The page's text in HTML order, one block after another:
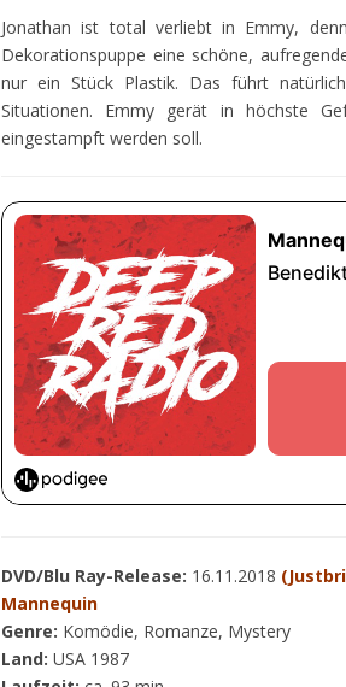
Jonathan ist total verliebt in Emmy,
Dekorationspuppe eine schöne,
nur ein Stück Plastik. Das führt
Situationen. Emmy gerät in höchste
eingestampft werden soll.
DVD/Blu Ray-Release: 16.11.2018
Mannequin
Genre: Komödie, Romanze, Mystery
Land: USA 1987